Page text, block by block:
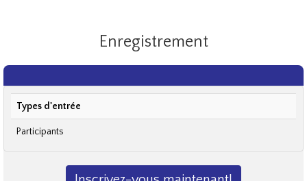
Enregistrement
Types d'entrée
Participants